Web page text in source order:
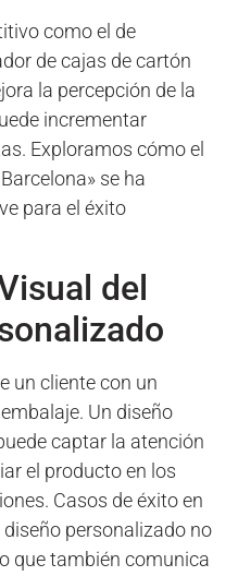
como el de
de cajas de cartón
la percepción de la
incrementar
Exploramos cómo el
se ha
para el éxito
del
un cliente con un
Un diseño
captar la atención
el producto en los
Casos de éxito en
personalizado no
que también comunica